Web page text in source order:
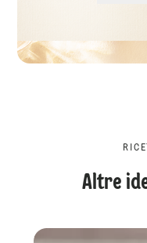
Altre